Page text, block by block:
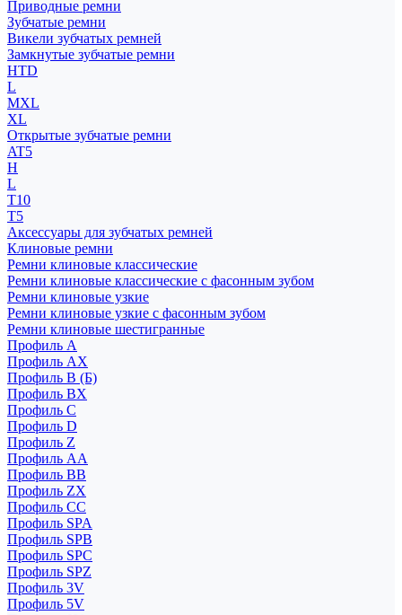
Приводные ремни
Зубчатые ремни
Викели зубчатых ремней
Замкнутые зубчатые ремни
HTD
L
MXL
XL
Открытые зубчатые ремни
AT5
H
L
T10
T5
Аксессуары для зубчатых ремней
Клиновые ремни
Ремни клиновые классические
Ремни клиновые классические с фасонным зубом
Ремни клиновые узкие
Ремни клиновые узкие с фасонным зубом
Ремни клиновые шестигранные
Профиль A
Профиль AX
Профиль B (Б)
Профиль BX
Профиль C
Профиль D
Профиль Z
Профиль АА
Профиль BB
Профиль ZX
Профиль CC
Профиль SPA
Профиль SPB
Профиль SPC
Профиль SPZ
Профиль 3V
Профиль 5V